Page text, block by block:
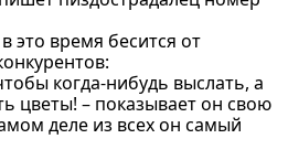
это время бесится от
когда-нибудь выслать, а
цветы! – показывает он свою
деле из всех он самый